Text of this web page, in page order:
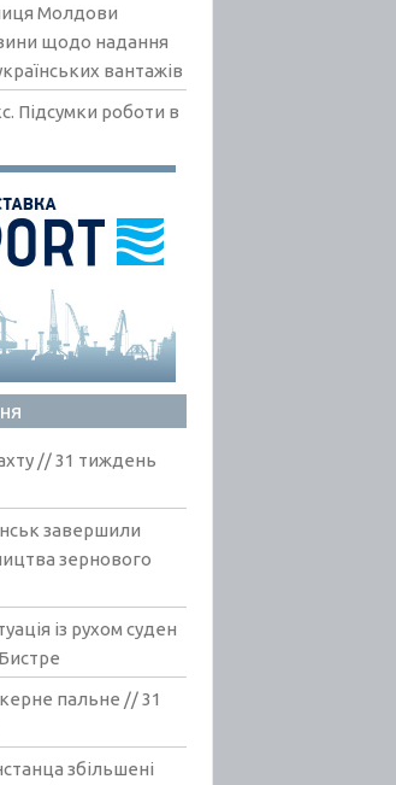
Молдови
щодо надання
вантажів
Підсумки роботи в
// 31 тиждень
завершили
зернового
із рухом суден
пальне // 31
збільшені